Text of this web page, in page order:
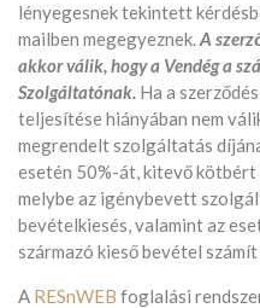
lényegesnek tekintett
mailben megegyeznek.A
akkor válik, hogy a Vendég a
Szolgáltatónak. Ha a
teljesítése hiányában nem
megrendelt szolgáltatás
esetén 50%-át, kitevő
melybe az igénybevett
bevételkiesés, valamint az
származó kieső bevétel
A RESnWEB foglalási